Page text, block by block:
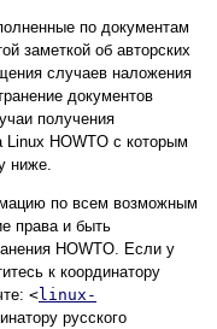
по документам
заметкой об авторских
случаев наложения
документов
получения
Linux HOWTO с которым
ниже.
по всем возможным
права и быть
HOWTO. Если у
к координатору
<linux-
русского